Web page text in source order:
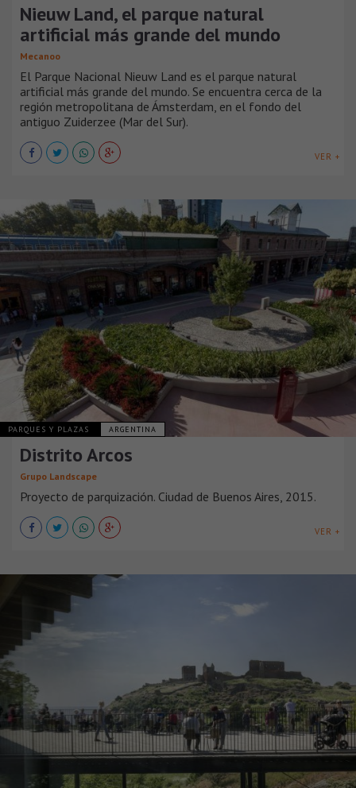
Nieuw Land, el parque natural
artificial más grande del mundo
Mecanoo
El Parque Nacional Nieuw Land es el parque natural
artificial más grande del mundo. Se encuentra cerca de la
región metropolitana de Ámsterdam, en el fondo del
antiguo Zuiderzee (Mar del Sur).
VER +
PARQUES Y PLAZAS ARGENTINA
Distrito Arcos
Grupo Landscape
Proyecto de parquización. Ciudad de Buenos Aires, 2015.
VER +